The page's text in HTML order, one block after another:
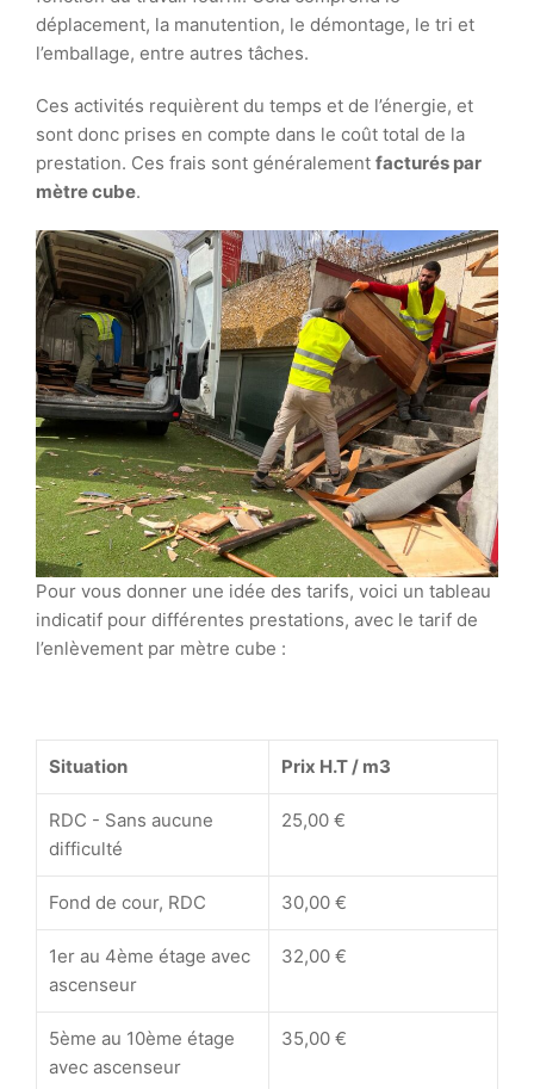
déplacement, la manutention, le démontage, le tri et
l’emballage, entre autres tâches.
Ces activités requièrent du temps et de l’énergie, et
sont donc prises en compte dans le coût total de la
prestation. Ces frais sont généralement facturés par
mètre cube.
Pour vous donner une idée des tarifs, voici un tableau
indicatif pour différentes prestations, avec le tarif de
l’enlèvement par mètre cube :
Situation Prix H.T / m3
RDC - Sans aucune
difficulté
25,00 €
Fond de cour, RDC 30,00 €
1er au 4ème étage avec
ascenseur
32,00 €
5ème au 10ème étage
avec ascenseur
35,00 €